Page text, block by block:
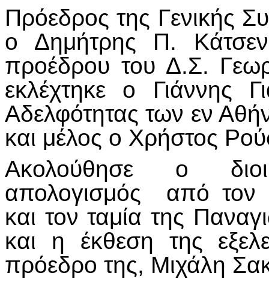
Πρόεδρος της Γενικής
ο Δημήτρης Π.
προέδρου του Δ.Σ.
εκλέχτηκε ο Γιάννης
Αδελφότητας των εν
και μέλος ο Χρήστος
Ακολούθησε ο
απολογισμός από τον
και τον ταμία της
και η έκθεση της
πρόεδρο της, Μιχάλη